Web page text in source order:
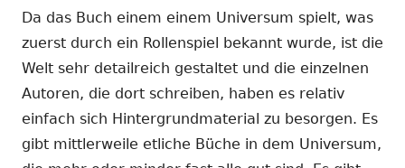
Da das Buch einem einem Universum spielt, was
zuerst durch ein Rollenspiel bekannt wurde, ist die
Welt sehr detailreich gestaltet und die einzelnen
Autoren, die dort schreiben, haben es relativ
einfach sich Hintergrundmaterial zu besorgen. Es
gibt mittlerweile etliche Büche in dem Universum,